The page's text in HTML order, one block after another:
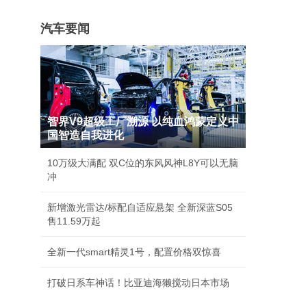
汽车要闻
智界V9超级工厂溯源 以纯血鸿蒙定义中
国智造自我进化
10万级大满配 双C位的东风风神L8Y可以无脑
冲
新增激光雷达/标配自适应悬架 全新深蓝S05
售11.59万起
全新一代smart精灵1号，配置价格双惊喜
打破日系车神话！比亚迪海獭搅动日本市场